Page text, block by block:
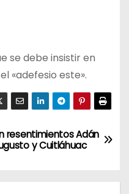
se debe insistir en
«adefesio este».
resentimientos Adán
y Cuitláhuac